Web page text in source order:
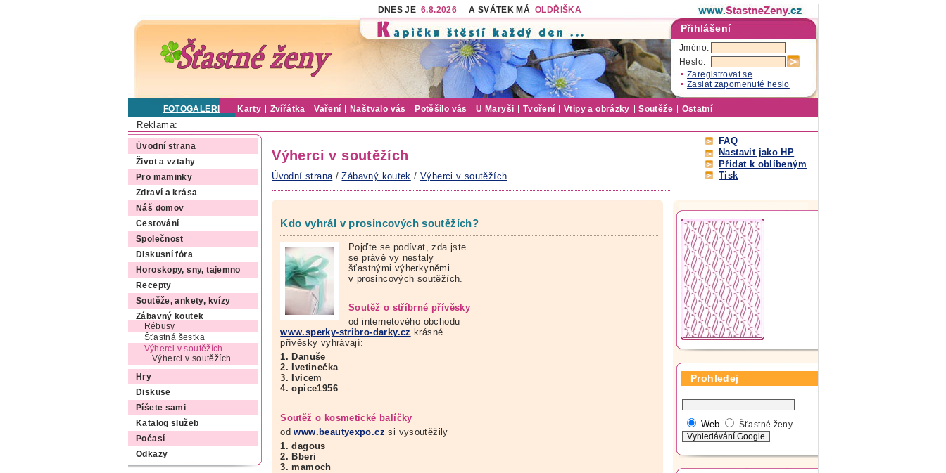
DNES JE 6.8.2026 A SVÁTEK MÁ OLDŘIŠKA
Přihlášení
Jméno:
Heslo:
Zaregistrovat se
Zaslat zapomenuté heslo
FOTOGALERIE Karty Zvířátka Vaření Naštvalo vás Potěšilo vás U Maryši Tvoření Vtipy a obrázky Soutěže Ostatní
Reklama:
Úvodní strana
Život a vztahy
Pro maminky
Zdraví a krása
Náš domov
Cestování
Společnost
Diskusní fóra
Horoskopy, sny, tajemno
Recepty
Soutěže, ankety, kvízy
Zábavný koutek
Rébusy
Šťastná šestka
Výherci v soutěžích
Výherci v soutěžích
Hry
Diskuse
Píšete sami
Katalog služeb
Počasí
Odkazy
Výherci v soutěžích
Úvodní strana /Zábavný koutek / Výherci v soutěžích
FAQ
Nastavit jako HP
Přidat k oblíbeným
Tisk
Kdo vyhrál v prosincových soutěžích?
Pojďte se podívat, zda jste
se právě vy nestaly
šťastnými výherkyněmi
v prosincových soutěžích.
Soutěž o stříbrné přívěsky
od internetového obchodu
www.sperky-stribro-darky.cz krásné
přívěsky vyhrávají:
1. Danuše
2. Ivetinečka
3. Ivicem
4. opice1956
Soutěž o kosmetické balíčky
odwww.beautyexpo.cz si vysoutěžily
1. dagous
2. Bberi
3. mamoch
Prohledej
Web Šťastné ženy